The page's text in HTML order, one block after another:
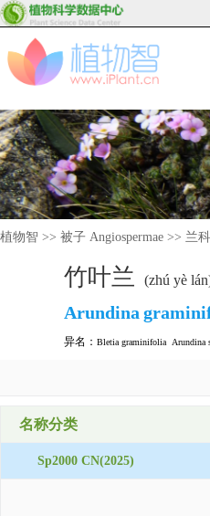
植物智 >> 被子 Angiospermae >> 兰
竹叶兰 (zhú yè
Arundina
异名： Bletia graminifolia Arundina
名称分类
Sp2000 CN(2025)